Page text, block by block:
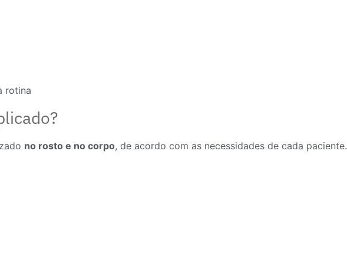
rotina
no rosto e no corpo, de acordo com as necessidades de cada paciente.